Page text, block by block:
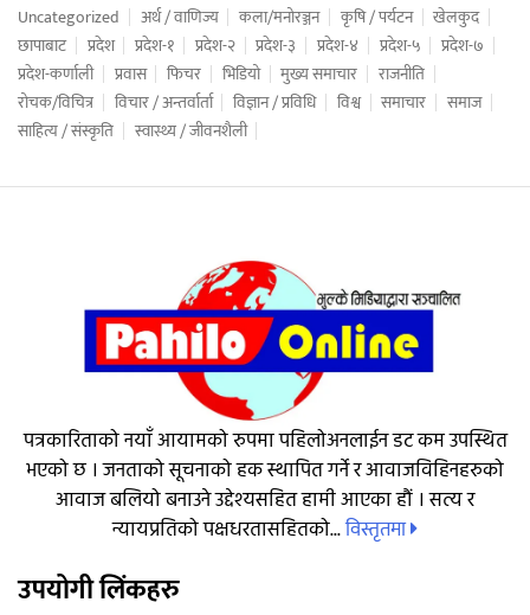
Uncategorized अर्थ / वाणिज्य कला/मनोरञ्जन कृषि / पर्यटन
खेलकुद
छापाबाट
प्रदेश प्रदेश-१ प्रदेश-२ प्रदेश-३ प्रदेश-४ प्रदेश-५
प्रदेश-७
प्रदेश-कर्णाली
प्रवास फिचर भिडियो मुख्य समाचार
राजनीति
रोचक/विचित्र
विचार / अन्तर्वार्ता विज्ञान / प्रविधि विश्व समाचार
समाज
साहित्य / संस्कृति
स्वास्थ्य / जीवनशैली
पत्रकारिताको नयाँ आयामको रुपमा पहिलोअनलाईन डट कम उपस्थित
भएको छ । जनताको सूचनाको हक स्थापित गर्ने र आवाजविहिनहरुको
आवाज बलियो बनाउने उद्देश्यसहित हामी आएका हौं । सत्य र
न्यायप्रतिको पक्षधरतासहितको...विस्तृतमा
उपयोगी लिंकहरु